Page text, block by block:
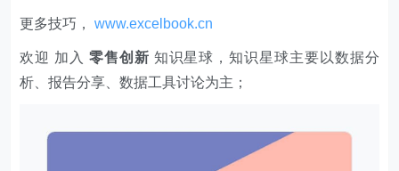
更多技巧，www.excelbook.cn
欢迎 加入 零售创新 知识星球，知识星球主要以数据分
析、报告分享、数据工具讨论为主；